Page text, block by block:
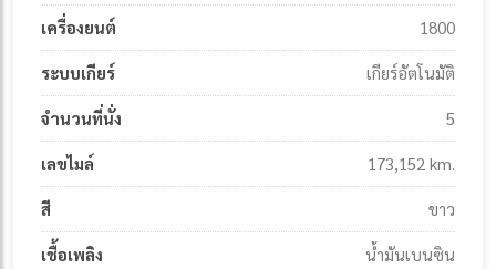
เครื่องยนต์ 1800
ระบบเกียร์ เกียร์อัตโนมัติ
จำนวนที่นั่ง 5
เลขไมล์ 173,152 km.
สี ขาว
เชื้อเพลิง น้ำมันเบนซิน